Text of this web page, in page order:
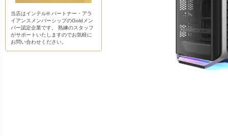
当店はインテル® パートナー・アラ
イアンスメンバーシップのGoldメン
バー認定企業です。 熟練のスタッフ
がサポートいたしますのでお気軽に
お問い合わせください。